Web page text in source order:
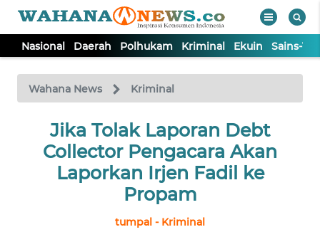
Nasional Daerah Polhukam Kriminal Ekuin Sains-
Wahana News Kriminal
Jika Tolak Laporan Debt
Collector Pengacara Akan
Laporkan Irjen Fadil ke
Propam
tumpal - Kriminal
TV
Tutup
NASIONAL
DAERAH